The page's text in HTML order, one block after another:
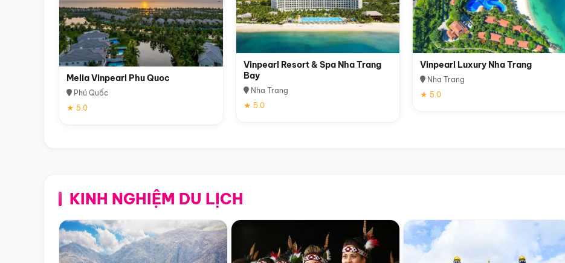
Melia Vinpearl Phu Quoc
Phú Quốc
★ 5.0
Vinpearl Resort & Spa Nha Trang
Bay
Nha Trang
★ 5.0
Vinpearl Luxury Nha Trang
Nha Trang
★ 5.0
KINH NGHIỆM DU LỊCH